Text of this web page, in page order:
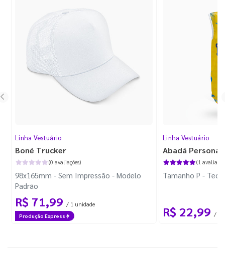
Linha Vestuário
Boné Trucker
(0 avaliações)
98x165mm - Sem Impressão - Modelo
Padrão
R$ 71,99 / 1 unidade
Produção Express
Linha Vestuário
Abadá
(1
Tamanho P -
R$ 22,99 / 1